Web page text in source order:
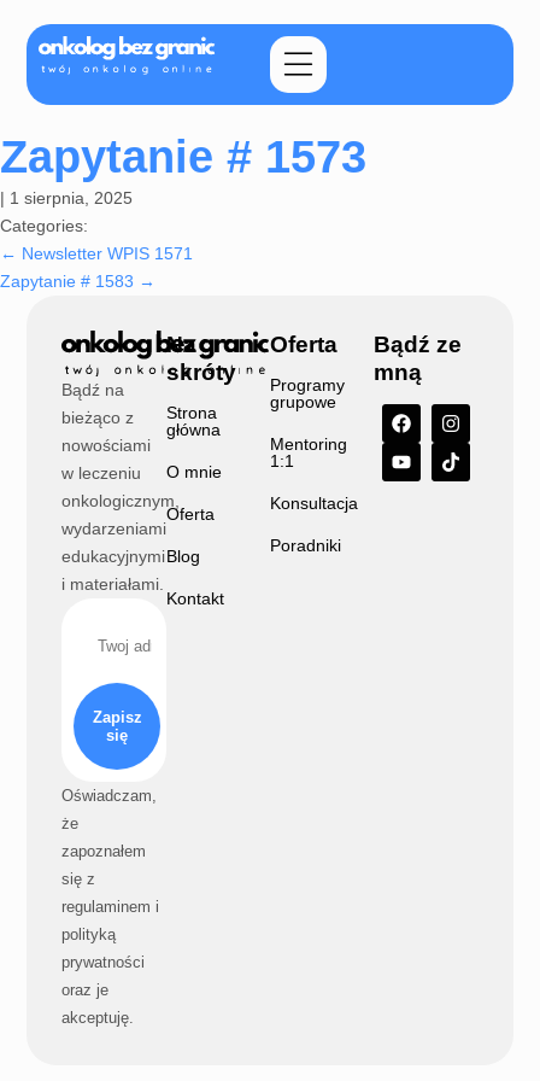
Zapytanie # 1573
| 1 sierpnia, 2025
Categories:
← Newsletter WPIS 1571
Zapytanie # 1583 →
Bądź na
bieżąco z
nowościami
w leczeniu
onkologicznym,
wydarzeniami
edukacyjnymi
i materiałami.
Zapisz
się
Oświadczam,
że
zapoznałem
się z
regulaminem i
polityką
prywatności
oraz je
akceptuję.
Na
skróty
Strona
główna
O mnie
Oferta
Blog
Kontakt
Oferta
Programy
grupowe
Mentoring
1:1
Konsultacja
Poradniki
Bądź ze
mną